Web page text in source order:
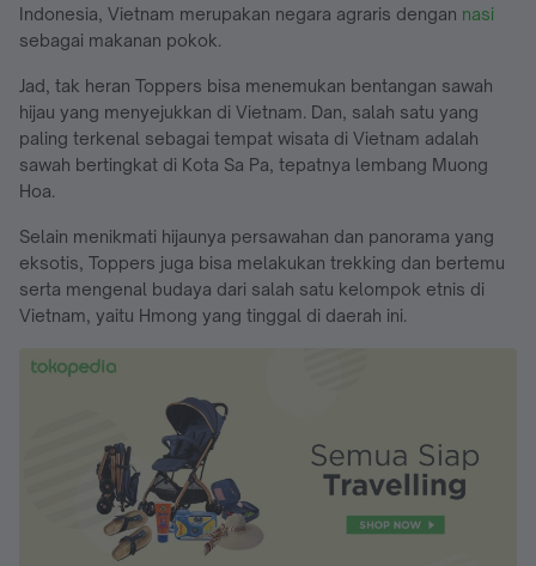
Indonesia, Vietnam merupakan negara agraris dengan nasi
sebagai makanan pokok.
Jad, tak heran Toppers bisa menemukan bentangan sawah
hijau yang menyejukkan di Vietnam. Dan, salah satu yang
paling terkenal sebagai tempat wisata di Vietnam adalah
sawah bertingkat di Kota Sa Pa, tepatnya lembang Muong
Hoa.
Selain menikmati hijaunya persawahan dan panorama yang
eksotis, Toppers juga bisa melakukan trekking dan bertemu
serta mengenal budaya dari salah satu kelompok etnis di
Vietnam, yaitu Hmong yang tinggal di daerah ini.